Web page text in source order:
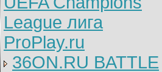
League лига
ProPlay.ru
36ON.RU BATTLE